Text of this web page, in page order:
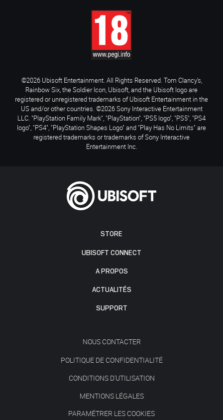
STORE
UBISOFT CONNECT
A PROPOS
ACTUALITÉS
SUPPORT
NOUS CONTACTER
POLITIQUE DE CONFIDENTIALITÉ
CONDITIONS D'UTILISATION
MENTIONS LÉGALES
PARAMÉTRER LES COOKIES
©2026 Ubisoft Entertainment. All Rights Reserved. Tom Clancy’s,
Rainbow Six, the Soldier Icon, Ubisoft, and the Ubisoft logo are
registered or unregistered trademarks of Ubisoft Entertainment in the
US and/or other countries. ©2026 Sony Interactive Entertainment
LLC. "PlayStation Family Mark", "PlayStation", "PS5 logo", "PS5", "PS4
logo", "PS4", "PlayStation Shapes Logo" and "Play Has No Limits" are
registered trademarks or trademarks of Sony Interactive
Entertainment Inc.